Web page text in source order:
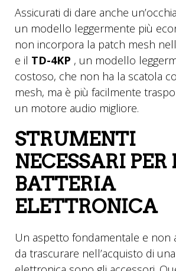
Assicurati di dare anche
un modello leggermente più
non incorpora la patch mesh
e il TD-4KP , un modello
costoso, che non ha la scatola
mesh, ma è più facilmente
un motore audio migliore.
STRUMENTI
NECESSARI
BATTERIA
ELETTRONICA
Un aspetto fondamentale e non
da trascurare nell’acquisto di